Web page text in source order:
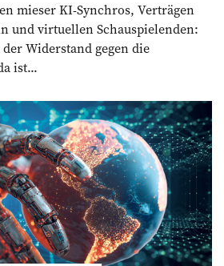
mieser KI-Synchros, Verträgen
und virtuellen Schauspielenden:
Widerstand gegen die
ist...